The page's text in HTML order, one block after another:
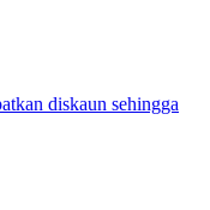
diskaun sehingga